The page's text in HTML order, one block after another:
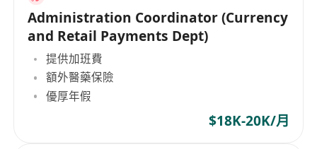
Administration Coordinator (Currency
and Retail Payments Dept)
提供加班費
額外醫藥保險
優厚年假
$18K-20K/月